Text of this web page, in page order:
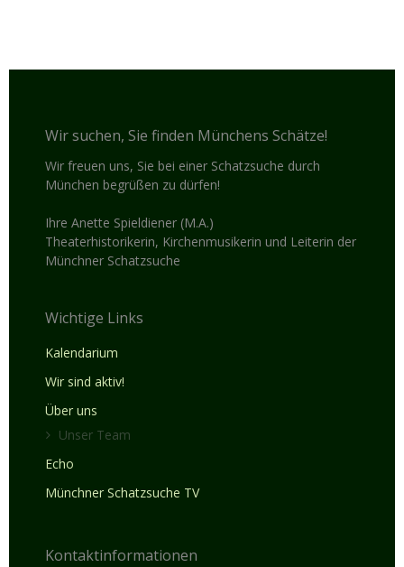
Wir suchen, Sie finden Münchens Schätze!
Wir freuen uns, Sie bei einer Schatzsuche durch
München begrüßen zu dürfen!
Ihre Anette Spieldiener (M.A.)
Theaterhistorikerin, Kirchenmusikerin und Leiterin der
Münchner Schatzsuche
Wichtige Links
Kalendarium
Wir sind aktiv!
Über uns
Unser Team
Echo
Münchner Schatzsuche TV
Kontaktinformationen